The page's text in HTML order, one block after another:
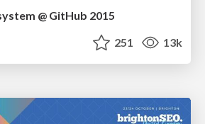
@ GitHub 2015
251 13k